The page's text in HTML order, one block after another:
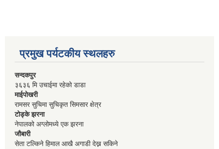
प्रमुख पर्यटकीय स्थलहरु
सन्दकपुर
३६३६ मि उचाईमा रहेको डाडा
माईपोखरी
रामसर सुचिमा सुचिकृत सिमसार क्षेत्र
टोड्के झरना
नेपालको अग्लोमध्ये एक झरना
जौबारी
सेता टल्किने हिमाल आखै अगाडी देख्न सकिने